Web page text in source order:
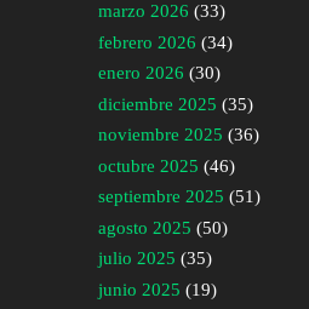
marzo 2026 (33)
febrero 2026 (34)
enero 2026 (30)
diciembre 2025 (35)
noviembre 2025 (36)
octubre 2025 (46)
septiembre 2025 (51)
agosto 2025 (50)
julio 2025 (35)
junio 2025 (19)